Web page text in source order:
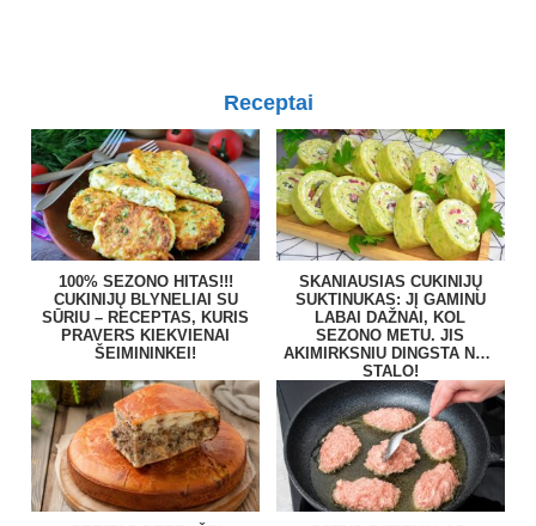
Receptai
100% SEZONO HITAS!!!
CUKINIJŲ BLYNELIAI SU
SŪRIU – RECEPTAS, KURIS
PRAVERS KIEKVIENAI
ŠEIMININKEI!
SKANIAUSIAS CUKINIJŲ
SUKTINUKAS: JĮ GAMINU
LABAI DAŽNAI, KOL
SEZONO METU. JIS
AKIMIRKSNIU DINGSTA NUO
STALO!